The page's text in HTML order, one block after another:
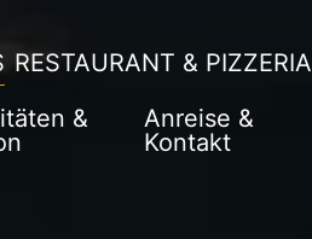
&
Anreise &
Kontakt
RESTAURANT & PIZZERIA